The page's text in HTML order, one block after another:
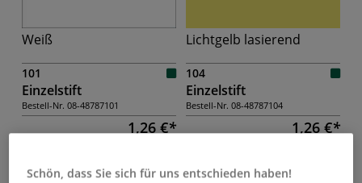
Weiß
101
Einzelstift
Bestell-Nr. 08-48787101
1,26 €
Artikel auf den Merkzettel
Lichtgelb lasierend
104
Einzelstift
Bestell-Nr. 08-48787104
1,26 €
Artikel auf den Merkzettel
Schön, dass Sie sich für uns entschieden haben!